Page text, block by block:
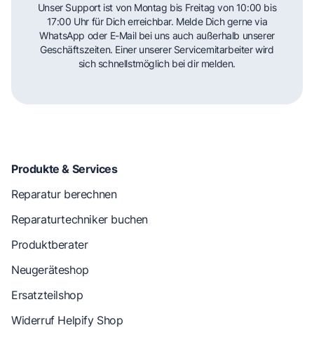
Unser Support ist von Montag bis Freitag von 10:00 bis
17:00 Uhr für Dich erreichbar. Melde Dich gerne via
WhatsApp oder E-Mail bei uns auch außerhalb unserer
Geschäftszeiten. Einer unserer Servicemitarbeiter wird
sich schnellstmöglich bei dir melden.
Produkte & Services
Reparatur berechnen
Reparaturtechniker buchen
Produktberater
Neugeräteshop
Ersatzteilshop
Widerruf Helpify Shop